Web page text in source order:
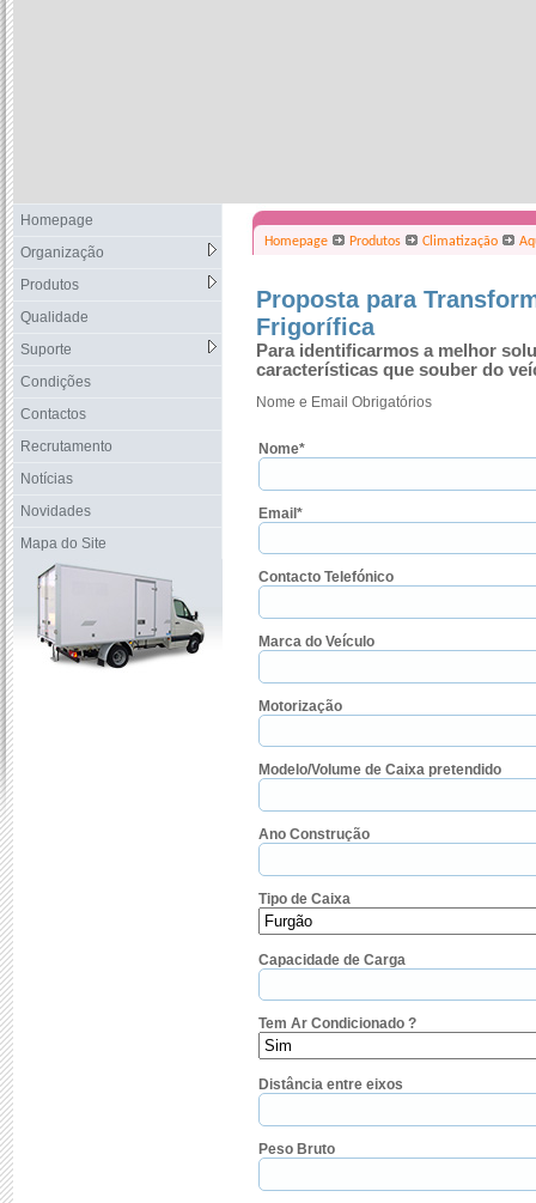
Homepage
Organização
Produtos
Qualidade
Suporte
Condições
Contactos
Recrutamento
Notícias
Novidades
Mapa do Site
Homepage Produtos Climatização
Proposta para
Frigorífica
Para identificarmos a melhor
características que souber do
Nome e Email Obrigatórios
Nome*
Email*
Contacto Telefónico
Marca do Veículo
Motorização
Modelo/Volume de Caixa pretendido
Ano Construção
Tipo de Caixa
Capacidade de Carga
Tem Ar Condicionado ?
Distância entre eixos
Peso Bruto